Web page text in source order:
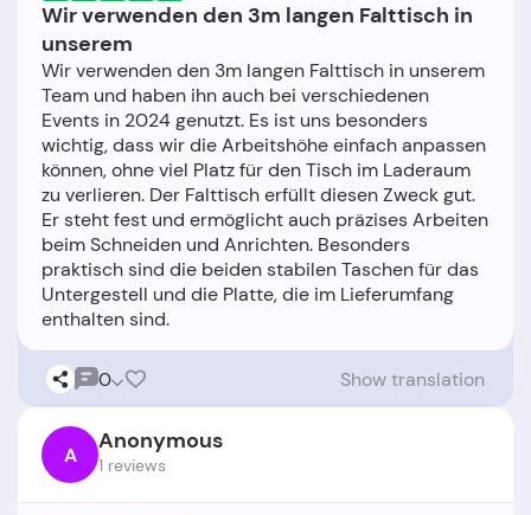
Wir verwenden den 3m langen Falttisch in
unserem
Wir verwenden den 3m langen Falttisch in unserem
Team und haben ihn auch bei verschiedenen
Events in 2024 genutzt. Es ist uns besonders
wichtig, dass wir die Arbeitshöhe einfach anpassen
können, ohne viel Platz für den Tisch im Laderaum
zu verlieren. Der Falttisch erfüllt diesen Zweck gut.
Er steht fest und ermöglicht auch präzises Arbeiten
beim Schneiden und Anrichten. Besonders
praktisch sind die beiden stabilen Taschen für das
Untergestell und die Platte, die im Lieferumfang
0 Show translation
A Anonymous
1 reviews